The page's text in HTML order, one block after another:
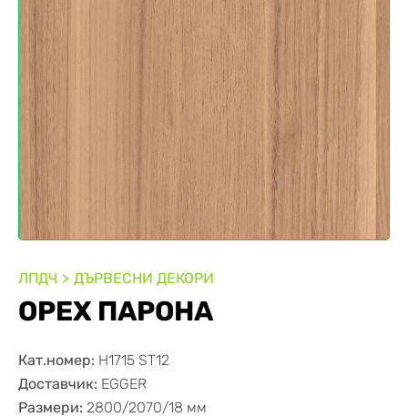
ЛПДЧ ДЪРВЕСНИ ДЕКОРИ
ОРЕХ ПАРОНА
Кат.номер: H1715 ST12
Доставчик: EGGER
Размери: 2800/2070/18 мм